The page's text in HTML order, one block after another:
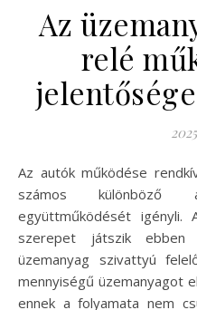
Az
relé
Az autók működése rendkívül összetett folyamat, amely
számos különböző
együttműködését igényli.
szerepet játszik
üzemanyag szivattyú
mennyiségű üzemanyagot
ennek a folyamata nem